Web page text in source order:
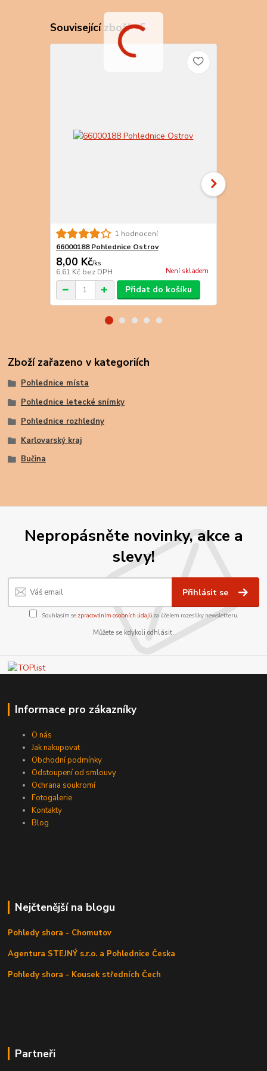
Související zboží 5
1 hodnocení
66000188 Pohlednice Ostrov
8,00 Kč/ks
6,61 Kč bez DPH Není skladem
Přidat do košíku
Zboží zařazeno v kategoriích
Pohlednice místa
Pohlednice letecké snímky
Pohlednice rozhledny
Karlovarský kraj
Bučina
Nepropásněte novinky, akce a
slevy!
Přihlásit se
Souhlasím se zpracováním osobních údajůza účelem rozesílky newsletteru.
Můžete se kdykoli odhlásit.
Informace pro zákazníky
O nás
Jak nakupovat
Obchodní podmínky
Odstoupení od smlouvy
Ochrana soukromí
Fotogalerie
Kontakty
Blog
Nejčtenější na blogu
Pohledy shora - Chomutov
Agentura STEJNÝ s.r.o. a Pohlednice Česka
Pohledy shora - Kousek středních Čech
Partneři